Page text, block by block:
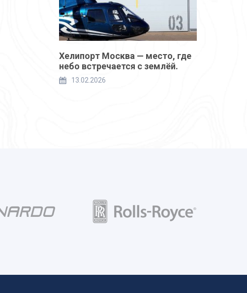
Хелипорт Москва — место, где
небо встречается с землёй.
13.02.2026